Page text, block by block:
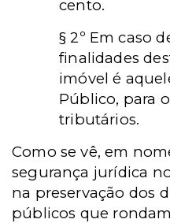
cento.
§ 2º Em caso
finalidades
imóvel é
Público, para
tributários.
Como se vê, em
segurança jurídica
na preservação dos
públicos que